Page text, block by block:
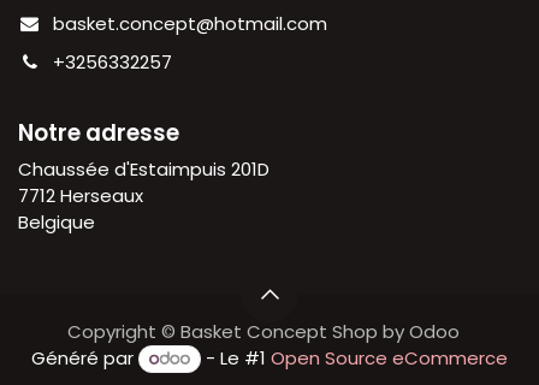
basket.concept@hotmail.com
+3256332257
Notre adresse
Chaussée d'Estaimpuis 201D
7712 Herseaux
Belgique
Copyright © Basket Concept Shop by Odoo
Généré par
- Le #1 Open Source eCommerce